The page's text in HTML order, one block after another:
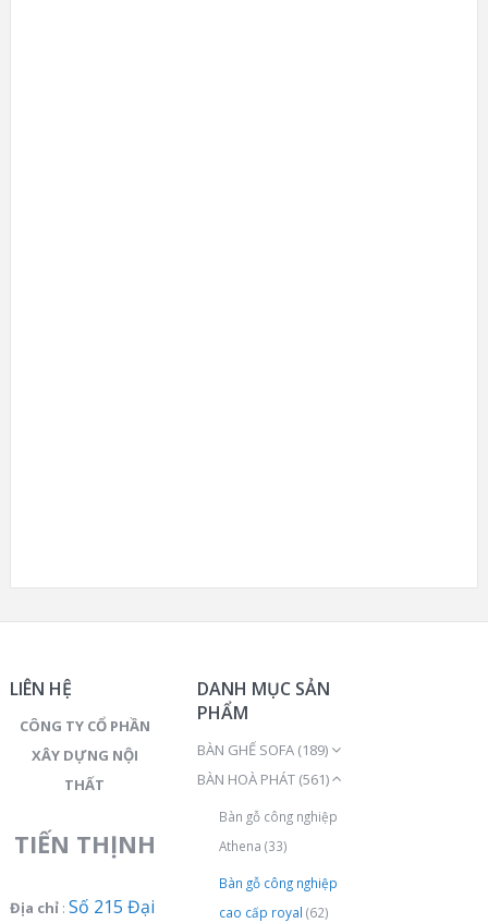
LIÊN HỆ
CÔNG TY CỔ PHẦN
XÂY DỰNG NỘI
THẤT
TIẾN THỊNH
Địa chỉ: Số 215 Đại
DANH MỤC SẢN
PHẨM
BÀN GHẾ SOFA (189)
BÀN HOÀ PHÁT (561)
Bàn gỗ công nghiệp
Athena (33)
Bàn gỗ công nghiệp
cao cấp royal (62)